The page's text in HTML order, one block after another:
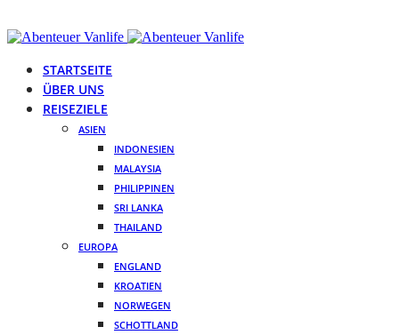
STARTSEITE
ÜBER UNS
REISEZIELE
ASIEN
INDONESIEN
MALAYSIA
PHILIPPINEN
SRI LANKA
THAILAND
EUROPA
ENGLAND
KROATIEN
NORWEGEN
SCHOTTLAND